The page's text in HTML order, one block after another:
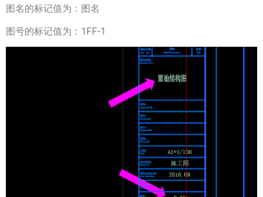
图名的标记值为：图名
图号的标记值为：1FF-1